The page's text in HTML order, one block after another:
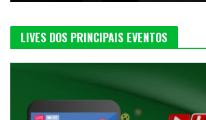
LIVES DOS PRINCIPAIS EVENTOS